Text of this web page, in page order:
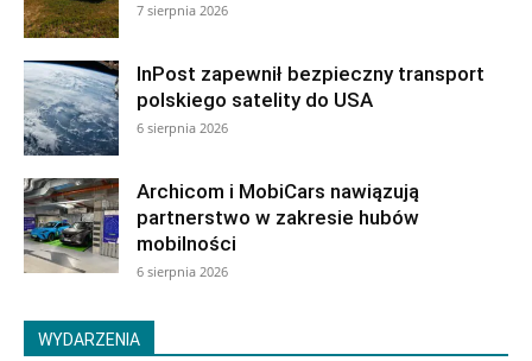
7 sierpnia 2026
InPost zapewnił bezpieczny transport
polskiego satelity do USA
6 sierpnia 2026
Archicom i MobiCars nawiązują
partnerstwo w zakresie hubów
mobilności
6 sierpnia 2026
WYDARZENIA